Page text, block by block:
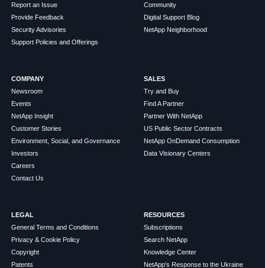
Report an Issue
Provide Feedback
Security Advisories
Support Policies and Offerings
Community
Digital Support Blog
NetApp Neighborhood
COMPANY
Newsroom
Events
NetApp Insight
Customer Stories
Environment, Social, and Governance
Investors
Careers
Contact Us
SALES
Try and Buy
Find A Partner
Partner With NetApp
US Public Sector Contracts
NetApp OnDemand Consumption
Data Visionary Centers
LEGAL
General Terms and Conditions
Privacy & Cookie Policy
Copyright
Patents
RESOURCES
Subscriptions
Search NetApp
Knowledge Center
NetApp's Response to the Ukraine